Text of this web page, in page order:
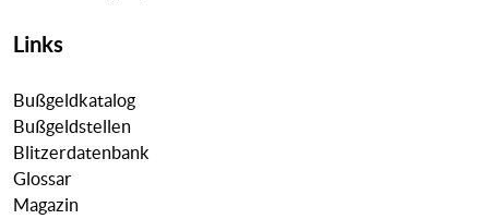
Links
Bußgeldkatalog
Bußgeldstellen
Blitzerdatenbank
Glossar
Magazin